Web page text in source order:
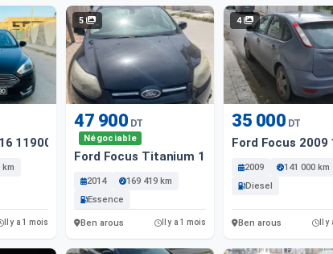
119000 Km
km
Il y a 1 mois
5
47 900 DT
Négociable
Ford Focus Titanium 169419 Km
2014
169 419 km
Essence
Ben arous Il y a 1 mois
4
35 000 DT
Ford Focus 2009
2009
141 000 km
Diesel
Ben arous Il